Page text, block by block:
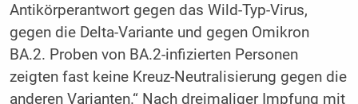
Antikörperantwort gegen das Wild-Typ-Virus,
gegen die Delta-Variante und gegen Omikron
BA.2. Proben von BA.2-infizierten Personen
zeigten fast keine Kreuz-Neutralisierung gegen die
anderen Varianten.“ Nach dreimaliger Impfung mit